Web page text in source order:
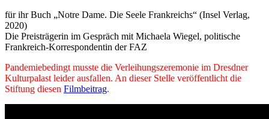
für ihr Buch „Notre Dame. Die Seele Frankreichs“ (Insel Verlag,
2020)
Die Preisträgerin im Gespräch mit Michaela Wiegel, politische
Frankreich-Korrespondentin der FAZ
Pandemiebedingt musste die Verleihungszeremonie im Dresdner
Kulturpalast leider ausfallen. An dieser Stelle veröffentlicht die
Stiftung diesen Filmbeitrag.